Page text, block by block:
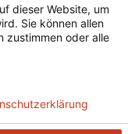
Datenschutz
Mediadaten
dieser Website, um
Sie können allen
zustimmen oder alle